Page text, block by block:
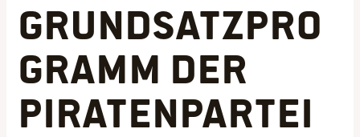
Grundsatzpro
gramm der
Piratenpartei